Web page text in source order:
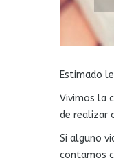
Estimado
Vivimos la
de realizar
Si alguno
contamos